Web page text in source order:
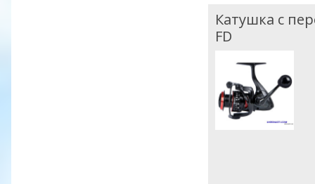
Катушка с
FD